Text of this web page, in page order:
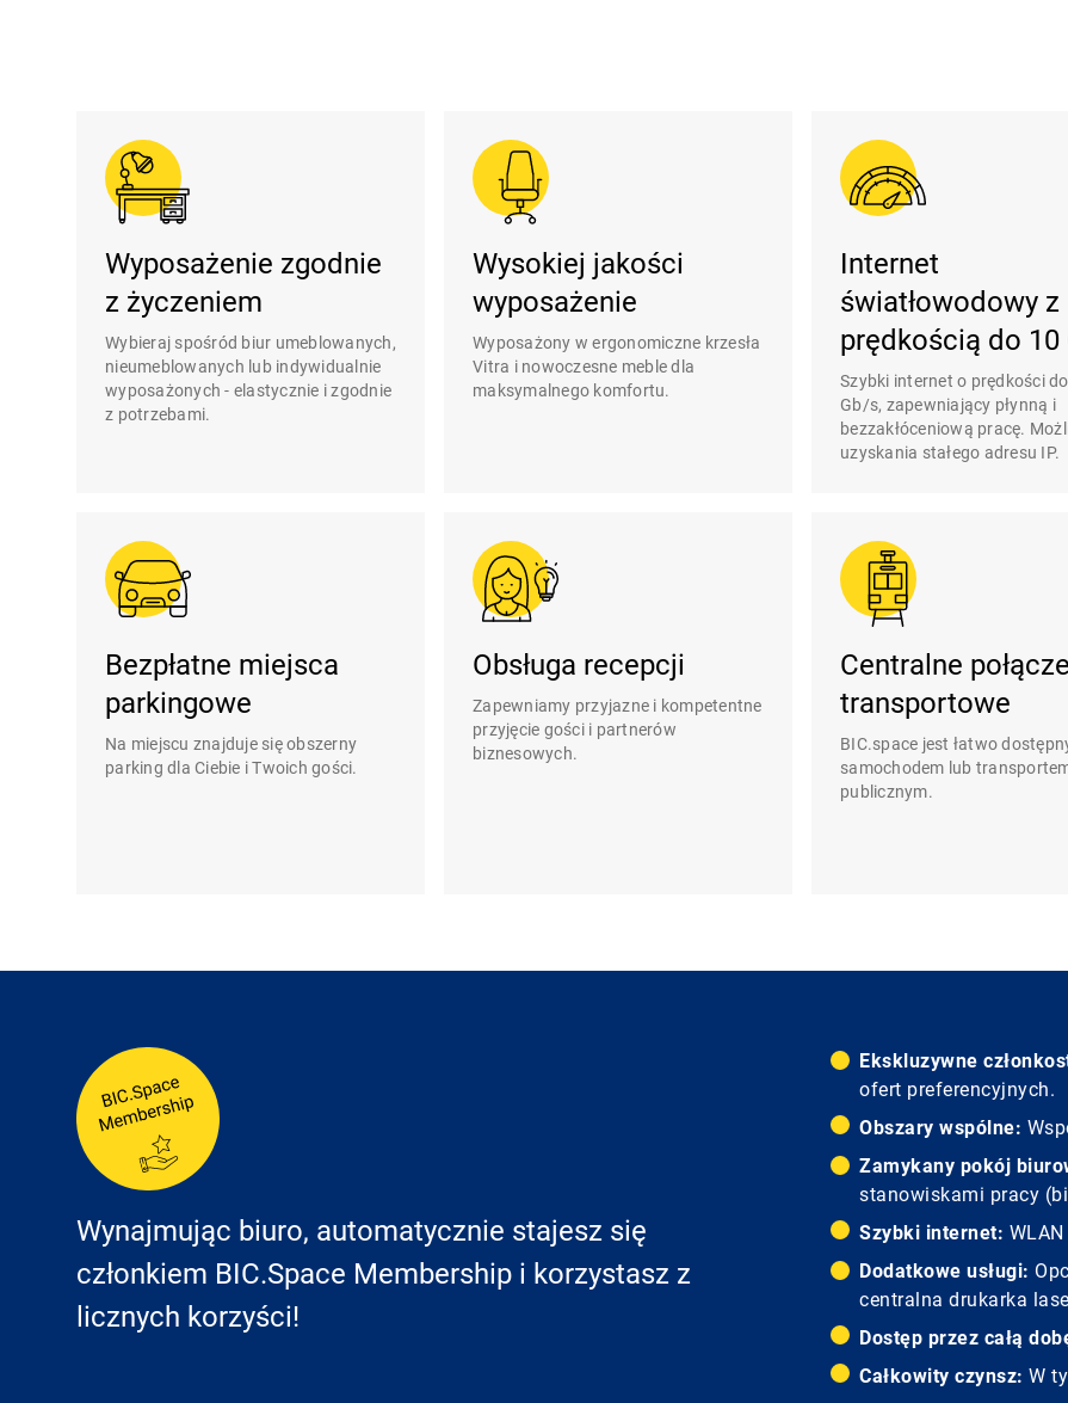
Wyposażenie zgodnie
z życzeniem
Wybieraj spośród biur umeblowanych,
nieumeblowanych lub indywidualnie
wyposażonych - elastycznie i zgodnie
z potrzebami.
Wysokiej jakości
wyposażenie
Wyposażony w ergonomiczne krzesła
Vitra i nowoczesne meble dla
maksymalnego komfortu.
Internet
światłowodowy z
prędkością do 10
Szybki internet o prędkości
Gb/s, zapewniający płynną i
bezzakłóceniową pracę.
uzyskania stałego adresu IP.
Bezpłatne miejsca
parkingowe
Na miejscu znajduje się obszerny
parking dla Ciebie i Twoich gości.
Obsługa recepcji
Zapewniamy przyjazne i kompetentne
przyjęcie gości i partnerów
biznesowych.
Centralne
transportowe
BIC.space jest łatwo
samochodem lub
publicznym.
Wynajmując biuro, automatycznie stajesz się
członkiem BIC.Space Membership i korzystasz z
licznych korzyści!
Ekskluzywne
ofert preferencyjnych.
Obszary wspólne:
Zamykany pokój
stanowiskami pracy
Szybki internet:
Dodatkowe usługi:
centralna drukarka
Dostęp przez całą
Całkowity czynsz: W